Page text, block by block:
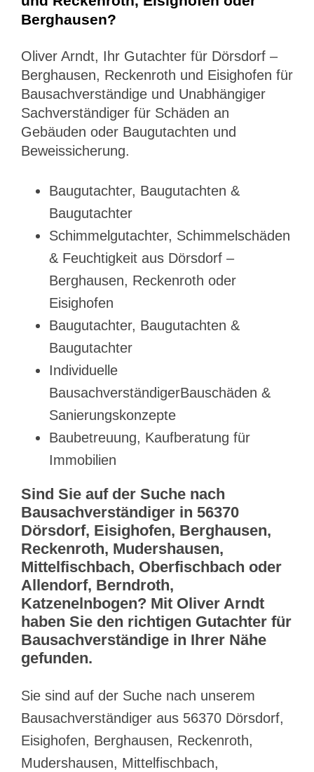
Berghausen?
Oliver Arndt, Ihr Gutachter für Dörsdorf –
Berghausen, Reckenroth und Eisighofen für
Bausachverständige und Unabhängiger
Sachverständiger für Schäden an
Gebäuden oder Baugutachten und
Beweissicherung.
Baugutachter, Baugutachten &
Baugutachter
Schimmelgutachter, Schimmelschäden
& Feuchtigkeit aus Dörsdorf –
Berghausen, Reckenroth oder
Eisighofen
Baugutachter, Baugutachten &
Baugutachter
Individuelle
BausachverständigerBauschäden &
Sanierungskonzepte
Baubetreuung, Kaufberatung für
Immobilien
Sind Sie auf der Suche nach
Bausachverständiger in 56370
Dörsdorf, Eisighofen, Berghausen,
Reckenroth, Mudershausen,
Mittelfischbach, Oberfischbach oder
Allendorf, Berndroth,
Katzenelnbogen? Mit Oliver Arndt
haben Sie den richtigen Gutachter für
Bausachverständige in Ihrer Nähe
gefunden.
Sie sind auf der Suche nach unserem
Bausachverständiger aus 56370 Dörsdorf,
Eisighofen, Berghausen, Reckenroth,
Mudershausen, Mittelfischbach,